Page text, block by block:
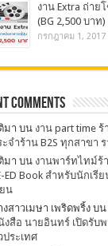
งาน Extra ถ่า
(BG 2,500 บาท)
กรกฎาคม 1, 2017
Comments
มา บน งาน part time
จำร้าน B2S ทุกสาขา
มา บน งานพาร์ทไทม์ร้
ED Book สำหรับนักเรี
น
สาวเมษา เพริดพริ้งบน
งสือ นายอินทร์ เปิดรับ
ระเทศ